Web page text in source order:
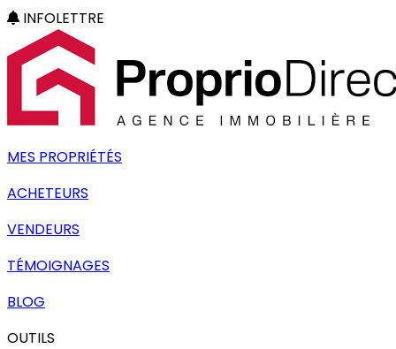
INFOLETTRE
MES PROPRIÉTÉS
ACHETEURS
VENDEURS
TÉMOIGNAGES
BLOG
OUTILS